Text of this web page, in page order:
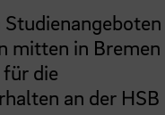
mitten in
die
an der HSB